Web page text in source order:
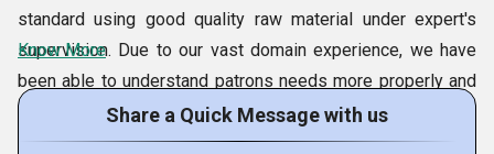
standard using good quality raw material under expert's
supervision. Due to our vast domain experience, we have
been able to understand patrons needs more properly and
deliver the products accordingly. Moreover, we also offer
the best services such as turnkey projects, photo गेलरी and
Know More
Share a Quick Message with us